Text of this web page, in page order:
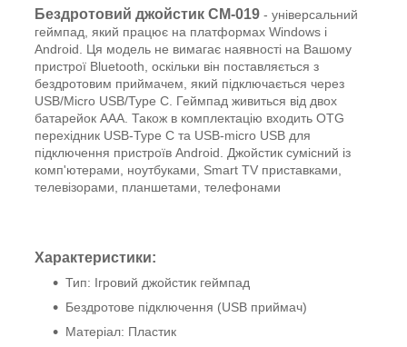
Бездротовий джойстик CM-019 - універсальний
геймпад, який працює на платформах Windows і
Android. Ця модель не вимагає наявності на Вашому
пристрої Bluetooth, оскільки він поставляється з
бездротовим приймачем, який підключається через
USB/Micro USB/Type C. Геймпад живиться від двох
батарейок AAA. Також в комплектацію входить OTG
перехідник USB-Type C та USB-micro USB для
підключення пристроїв Android. Джойстик сумісний із
комп'ютерами, ноутбуками, Smart TV приставками,
телевізорами, планшетами, телефонами
Характеристики:
Тип: Ігровий джойстик геймпад
Бездротове підключення (USB приймач)
Матеріал: Пластик